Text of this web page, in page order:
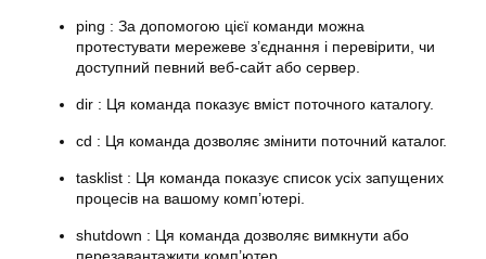
ping : За допомогою цієї команди можна
протестувати мережеве з’єднання і перевірити, чи
доступний певний веб-сайт або сервер.
dir : Ця команда показує вміст поточного каталогу.
cd : Ця команда дозволяє змінити поточний каталог.
tasklist : Ця команда показує список усіх запущених
процесів на вашому комп’ютері.
shutdown : Ця команда дозволяє вимкнути або